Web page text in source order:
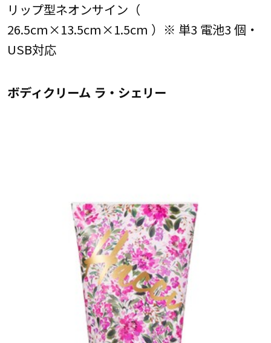
リップ型ネオンサイン（
26.5cm×13.5cm×1.5cm ）※ 単3 電池3 個・
USB対応
ボディクリーム ラ・シェリー